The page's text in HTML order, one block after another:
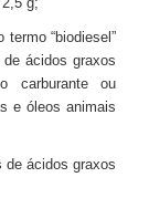
“biodiesel”
ácidos graxos
carburante ou
e óleos animais
de ácidos graxos